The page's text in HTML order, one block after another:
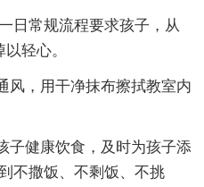
日常规流程要求孩子，从
轻心。
风，用干净抹布擦拭教室内
子健康饮食，及时为孩子添
不撒饭、不剩饭、不挑